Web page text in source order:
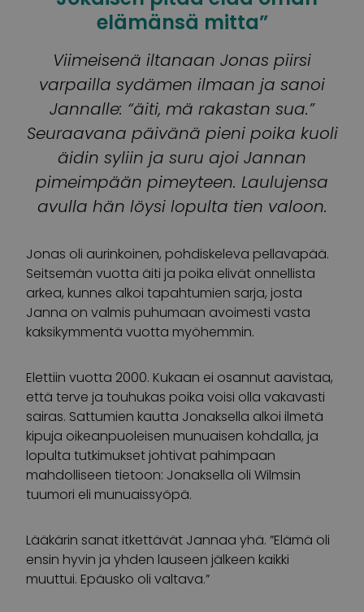
elämänsä mitta”
Viimeisenä iltanaan Jonas piirsi
varpailla sydämen ilmaan ja sanoi
Jannalle: “äiti, mä rakastan sua.”
Seuraavana päivänä pieni poika kuoli
äidin syliin ja suru ajoi Jannan
pimeimpään pimeyteen. Laulujensa
avulla hän löysi lopulta tien valoon.
Jonas oli aurinkoinen, pohdiskeleva pellavapää.
Seitsemän vuotta äiti ja poika elivät onnellista
arkea, kunnes alkoi tapahtumien sarja, josta
Janna on valmis puhumaan avoimesti vasta
kaksikymmentä vuotta myöhemmin.
Elettiin vuotta 2000. Kukaan ei osannut aavistaa,
että terve ja touhukas poika voisi olla vakavasti
sairas. Sattumien kautta Jonaksella alkoi ilmetä
kipuja oikeanpuoleisen munuaisen kohdalla, ja
lopulta tutkimukset johtivat pahimpaan
mahdolliseen tietoon: Jonaksella oli Wilmsin
tuumori eli munuaissyöpä.
Lääkärin sanat itkettävät Jannaa yhä. ”Elämä oli
ensin hyvin ja yhden lauseen jälkeen kaikki
muuttui. Epäusko oli valtava.”